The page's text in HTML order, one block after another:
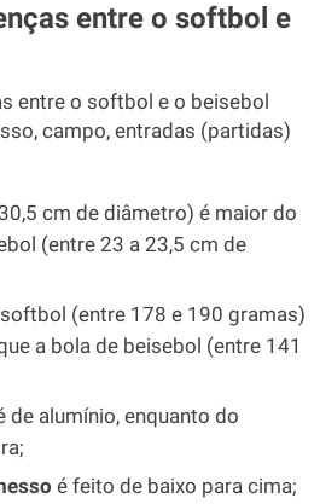
entre o softbol e
entre o softbol e o beisebol
campo, entradas (partidas)
cm de diâmetro) é maior do
(entre 23 a 23,5 cm de
(entre 178 e 190 gramas)
a bola de beisebol (entre 141
de alumínio, enquanto do
é feito de baixo para cima;